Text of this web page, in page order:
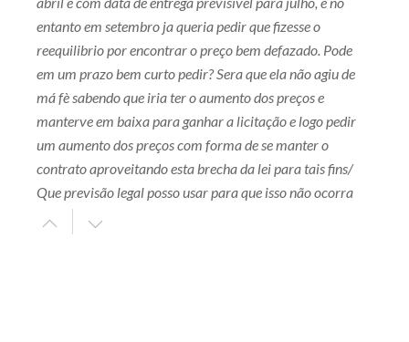
entanto em setembro ja queria pedir que fizesse o
reequilibrio por encontrar o preço bem defazado. Pode
em um prazo bem curto pedir? Sera que ela não agiu de
má fè sabendo que iria ter o aumento dos preços e
manterve em baixa para ganhar a licitação e logo pedir
um aumento dos preços com forma de se manter o
contrato aproveitando esta brecha da lei para tais fins/
Que previsão legal posso usar para que isso não ocorra